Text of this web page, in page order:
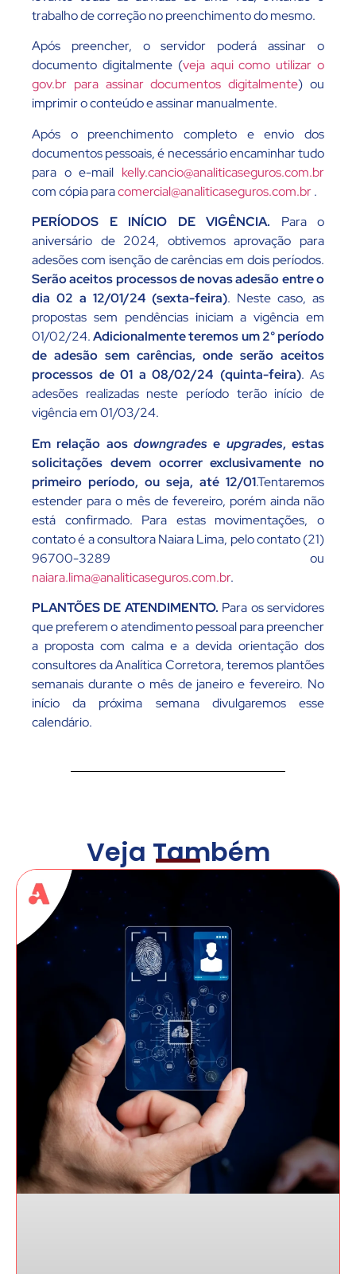
trabalho de correção no preenchimento do mesmo.
Após preencher, o servidor poderá assinar o
documento digitalmente (veja aqui como utilizar o
gov.br para assinar documentos digitalmente) ou
imprimir o conteúdo e assinar manualmente.
Após o preenchimento completo e envio dos
documentos pessoais, é necessário encaminhar tudo
para o e-mail kelly.cancio@analiticaseguros.com.br
com cópia paracomercial@analiticaseguros.com.br.
PERÍODOS E INÍCIO DE VIGÊNCIA. Para o
aniversário de 2024, obtivemos aprovação para
adesões com isenção de carências em dois períodos.
Serão aceitos processos de novas adesão entre o
dia 02 a 12/01/24 (sexta-feira). Neste caso, as
propostas sem pendências iniciam a vigência em
01/02/24.Adicionalmente teremos um 2° período
de adesão sem carências, onde serão aceitos
processos de 01 a 08/02/24 (quinta-feira). As
adesões realizadas neste período terão início de
vigência em 01/03/24.
Em relação aos downgradese upgrades, estas
solicitações devem ocorrer exclusivamente no
primeiro período, ou seja, até 12/01.Tentaremos
estender para o mês de fevereiro, porém ainda não
está confirmado. Para estas movimentações, o
contato é a consultora Naiara Lima, pelo contato (21)
96700-3289 ou
naiara.lima@analiticaseguros.com.br.
PLANTÕES DE ATENDIMENTO. Para os servidores
que preferem o atendimento pessoal para preencher
a proposta com calma e a devida orientação dos
consultores da Analítica Corretora, teremos plantões
semanais durante o mês de janeiro e fevereiro. No
início da próxima semana divulgaremos esse
calendário.
Veja Também